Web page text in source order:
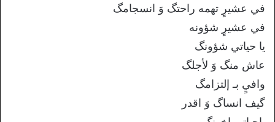
في عشيرٍ تهمه راحتگ وَ انسجامگ
في عشيرٍ شؤونه
يا حياتي شؤونگ
عاش منگ وَ لأجلگ
وافيٍ بـ إلتزامگ
گيف انساگ وَ اقدر